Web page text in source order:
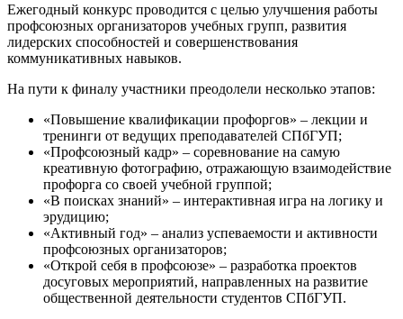
Ежегодный конкурс проводится с целью улучшения работы
профсоюзных организаторов учебных групп, развития
лидерских способностей и совершенствования
коммуникативных навыков.
На пути к финалу участники преодолели несколько этапов:
«Повышение квалификации профоргов» – лекции и
тренинги от ведущих преподавателей СПбГУП;
«Профсоюзный кадр» – соревнование на самую
креативную фотографию, отражающую взаимодействие
профорга со своей учебной группой;
«В поисках знаний» – интерактивная игра на логику и
эрудицию;
«Активный год» – анализ успеваемости и активности
профсоюзных организаторов;
«Открой себя в профсоюзе» – разработка проектов
досуговых мероприятий, направленных на развитие
общественной деятельности студентов СПбГУП.